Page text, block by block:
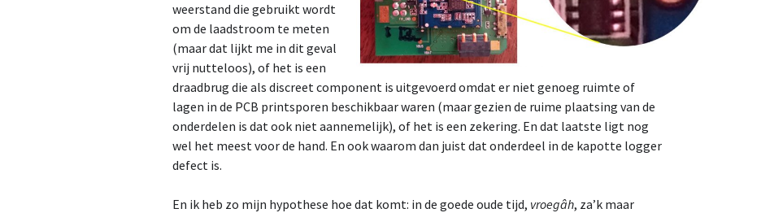
weerstand die gebruikt wordt
om de laadstroom te meten
(maar dat lijkt me in dit geval
vrij nutteloos), of het is een
draadbrug die als discreet component is uitgevoerd omdat er niet genoeg ruimte of
lagen in de PCB printsporen beschikbaar waren (maar gezien de ruime plaatsing van de
onderdelen is dat ook niet aannemelijk), of het is een zekering. En dat laatste ligt nog
wel het meest voor de hand. En ook waarom dan juist dat onderdeel in de kapotte logger
defect is.
En ik heb zo mijn hypothese hoe dat komt: in de goede oude tijd, vroegâh, za’k maar